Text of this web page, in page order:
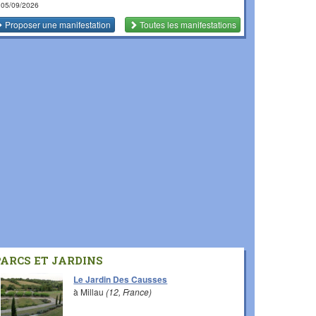
09/2026
Proposer une manifestation Toutes les manifestations
ET JARDINS
Le Jardin Des Causses
à Millau(12, France)